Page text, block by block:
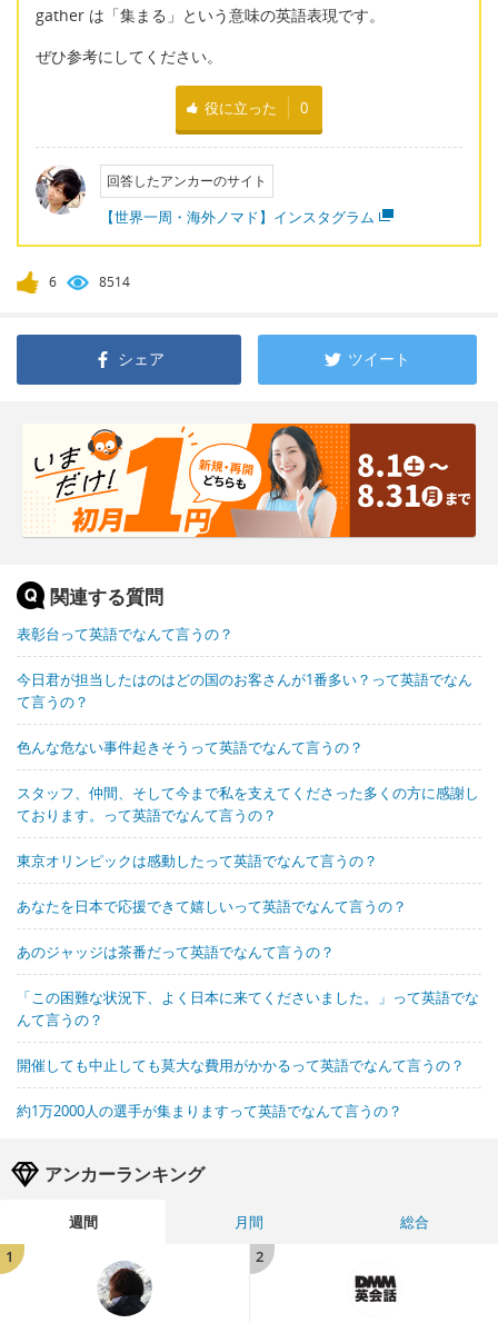
gather は「集まる」という意味の英語表現です。
ぜひ参考にしてください。
役に立った 0
回答したアンカーのサイト
【世界一周・海外ノマド】インスタグラム
6 8514
シェア ツイート
関連する質問
表彰台って英語でなんて言うの？
今日君が担当したはのはどの国のお客さんが1番多い？って英語でなん
て言うの？
色んな危ない事件起きそうって英語でなんて言うの？
スタッフ、仲間、そして今まで私を支えてくださった多くの方に感謝し
ております。って英語でなんて言うの？
東京オリンピックは感動したって英語でなんて言うの？
あなたを日本で応援できて嬉しいって英語でなんて言うの？
あのジャッジは茶番だって英語でなんて言うの？
「この困難な状況下、よく日本に来てくださいました。」って英語でな
んて言うの？
開催しても中止しても莫大な費用がかかるって英語でなんて言うの？
約1万2000人の選手が集まりますって英語でなんて言うの？
アンカーランキング
週間 月間
総合
1
2